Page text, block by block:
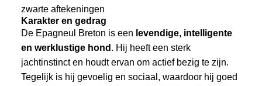
zwarte aftekeningen
Karakter en gedrag
De Epagneul Breton is een levendige, intelligente
en werklustige hond . Hij heeft een sterk
jachtinstinct en houdt ervan om actief bezig te zijn.
Tegelijk is hij gevoelig en sociaal, waardoor hij goed